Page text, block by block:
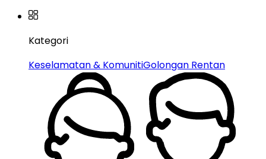
Kategori
Keselamatan & KomunitiGolongan Rentan